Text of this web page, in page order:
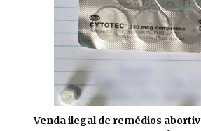
Venda ilegal de remédios